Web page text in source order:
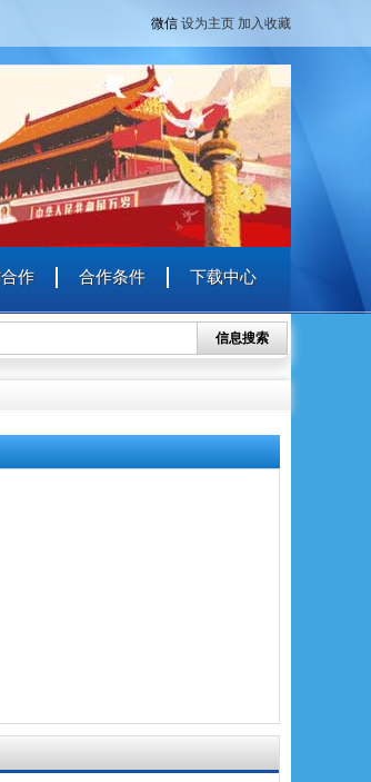
微信 设为主页 加入收藏
作 合作条件 下载中心
信息搜索